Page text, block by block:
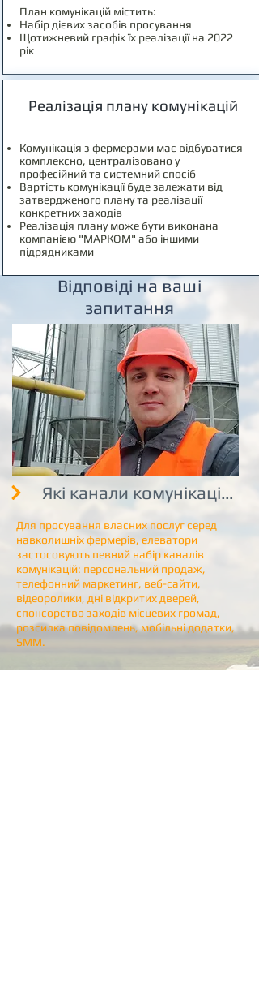
План комунікацій містить:
Набір дієвих засобів просування
Щотижневий графік їх реалізації на 2022
рік
Реалізація плану комунікацій
Комунікація з фермерами має відбуватися
комплексно, централізовано у
професійний та системний спосіб
Вартість комунікації буде залежати від
затвердженого плану та реалізації
конкретних заходів
Реалізація плану може бути виконана
компанією "МАРКОМ" або іншими
підрядниками
Відповіді на ваші
запитання
Які канали комунікації
Для просування власних послуг серед
навколишніх фермерів, елеватори
застосовують певний набір каналів
комунікацій: персональний продаж,
телефонний маркетинг, веб-сайти,
відеоролики, дні відкритих дверей,
спонсорство заходів місцевих громад,
розсилка повідомлень, мобільні додатки,
SMM.